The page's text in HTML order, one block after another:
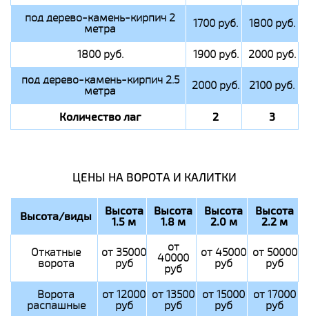
под дерево-камень-кирпич 2
метра 1700 руб. 1800 руб.
1800 руб. 1900 руб.
2000 руб.
под дерево-камень-кирпич 2.5
метра 2000 руб. 2100 руб.
Количество лаг 2 3
ЦЕНЫ НА ВОРОТА И КАЛИТКИ
Высота/виды Высота
1.5 м
Высота
1.8 м
Высота
2.0 м
Высота
2.2 м
Откатные
ворота
от 35000
руб
от
40000
руб
от 45000
руб
от 50000
руб
Ворота
распашные
от 12000
руб
от 13500
руб
от 15000
руб
от 17000
руб